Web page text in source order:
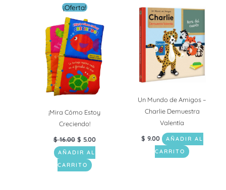
¡Oferta!
¡Mira Cómo Estoy
Creciendo!
$16.00
El
precio
original
era:
$ 16.00.
$ 5.00
es:
$ 5.00.
AÑADIR AL
CARRITO
Un Mundo de Amigos –
Charlie Demuestra
Valentía
$ 9.00
AÑADIR AL
CARRITO